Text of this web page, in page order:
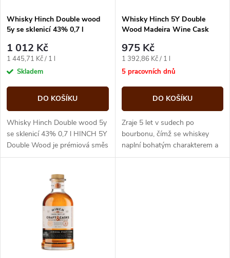
p
r
o
d
u
k
s
p
r
o
d
u
Whisky Hinch Double wood
5y se sklenicí 43% 0,7 l
1 012 Kč
Měrná
cena:
1 445,71 Kč / 1 l
Skladem
DO KOŠÍKU
Whisky Hinch Double wood 5y
se sklenicí 43% 0,7 l HINCH 5Y
Double Wood je prémiová směs
single malt a single grain
Whisky Hinch 5Y Double
Wood Madeira Wine Cask
975 Kč
Měrná
cena:
1 392,86 Kč / 1 l
5 pracovních dnů
DO KOŠÍKU
Zraje 5 let v sudech po
bourbonu, čímž se whiskey
naplní bohatým charakterem a
hloubkou. Opravdové kouzlo se